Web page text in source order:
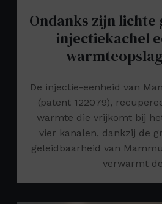
Ondanks zijn lichte
injectiekachel
De injectie-eenheid van
(patent 122079),
warmte die vrijkomt bij
vier kanalen, dankzij de
geleidbaarheid van
verwarmt